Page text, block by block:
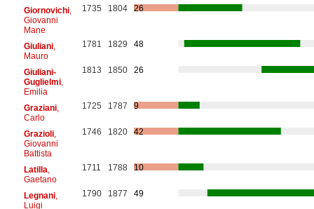
Giornovichi,
Giovanni
Mane
1735 1804 26
Giuliani,
Mauro
1781 1829 48
Giuliani-
Guglielmi,
Emilia
1813 1850 26
Graziani,
Carlo
1725 1787 9
Grazioli,
Giovanni
Battista
1746 1820 42
Latilla
Gaetano
1711 1788 10
Legnani,
Luigi
1790 1877 49